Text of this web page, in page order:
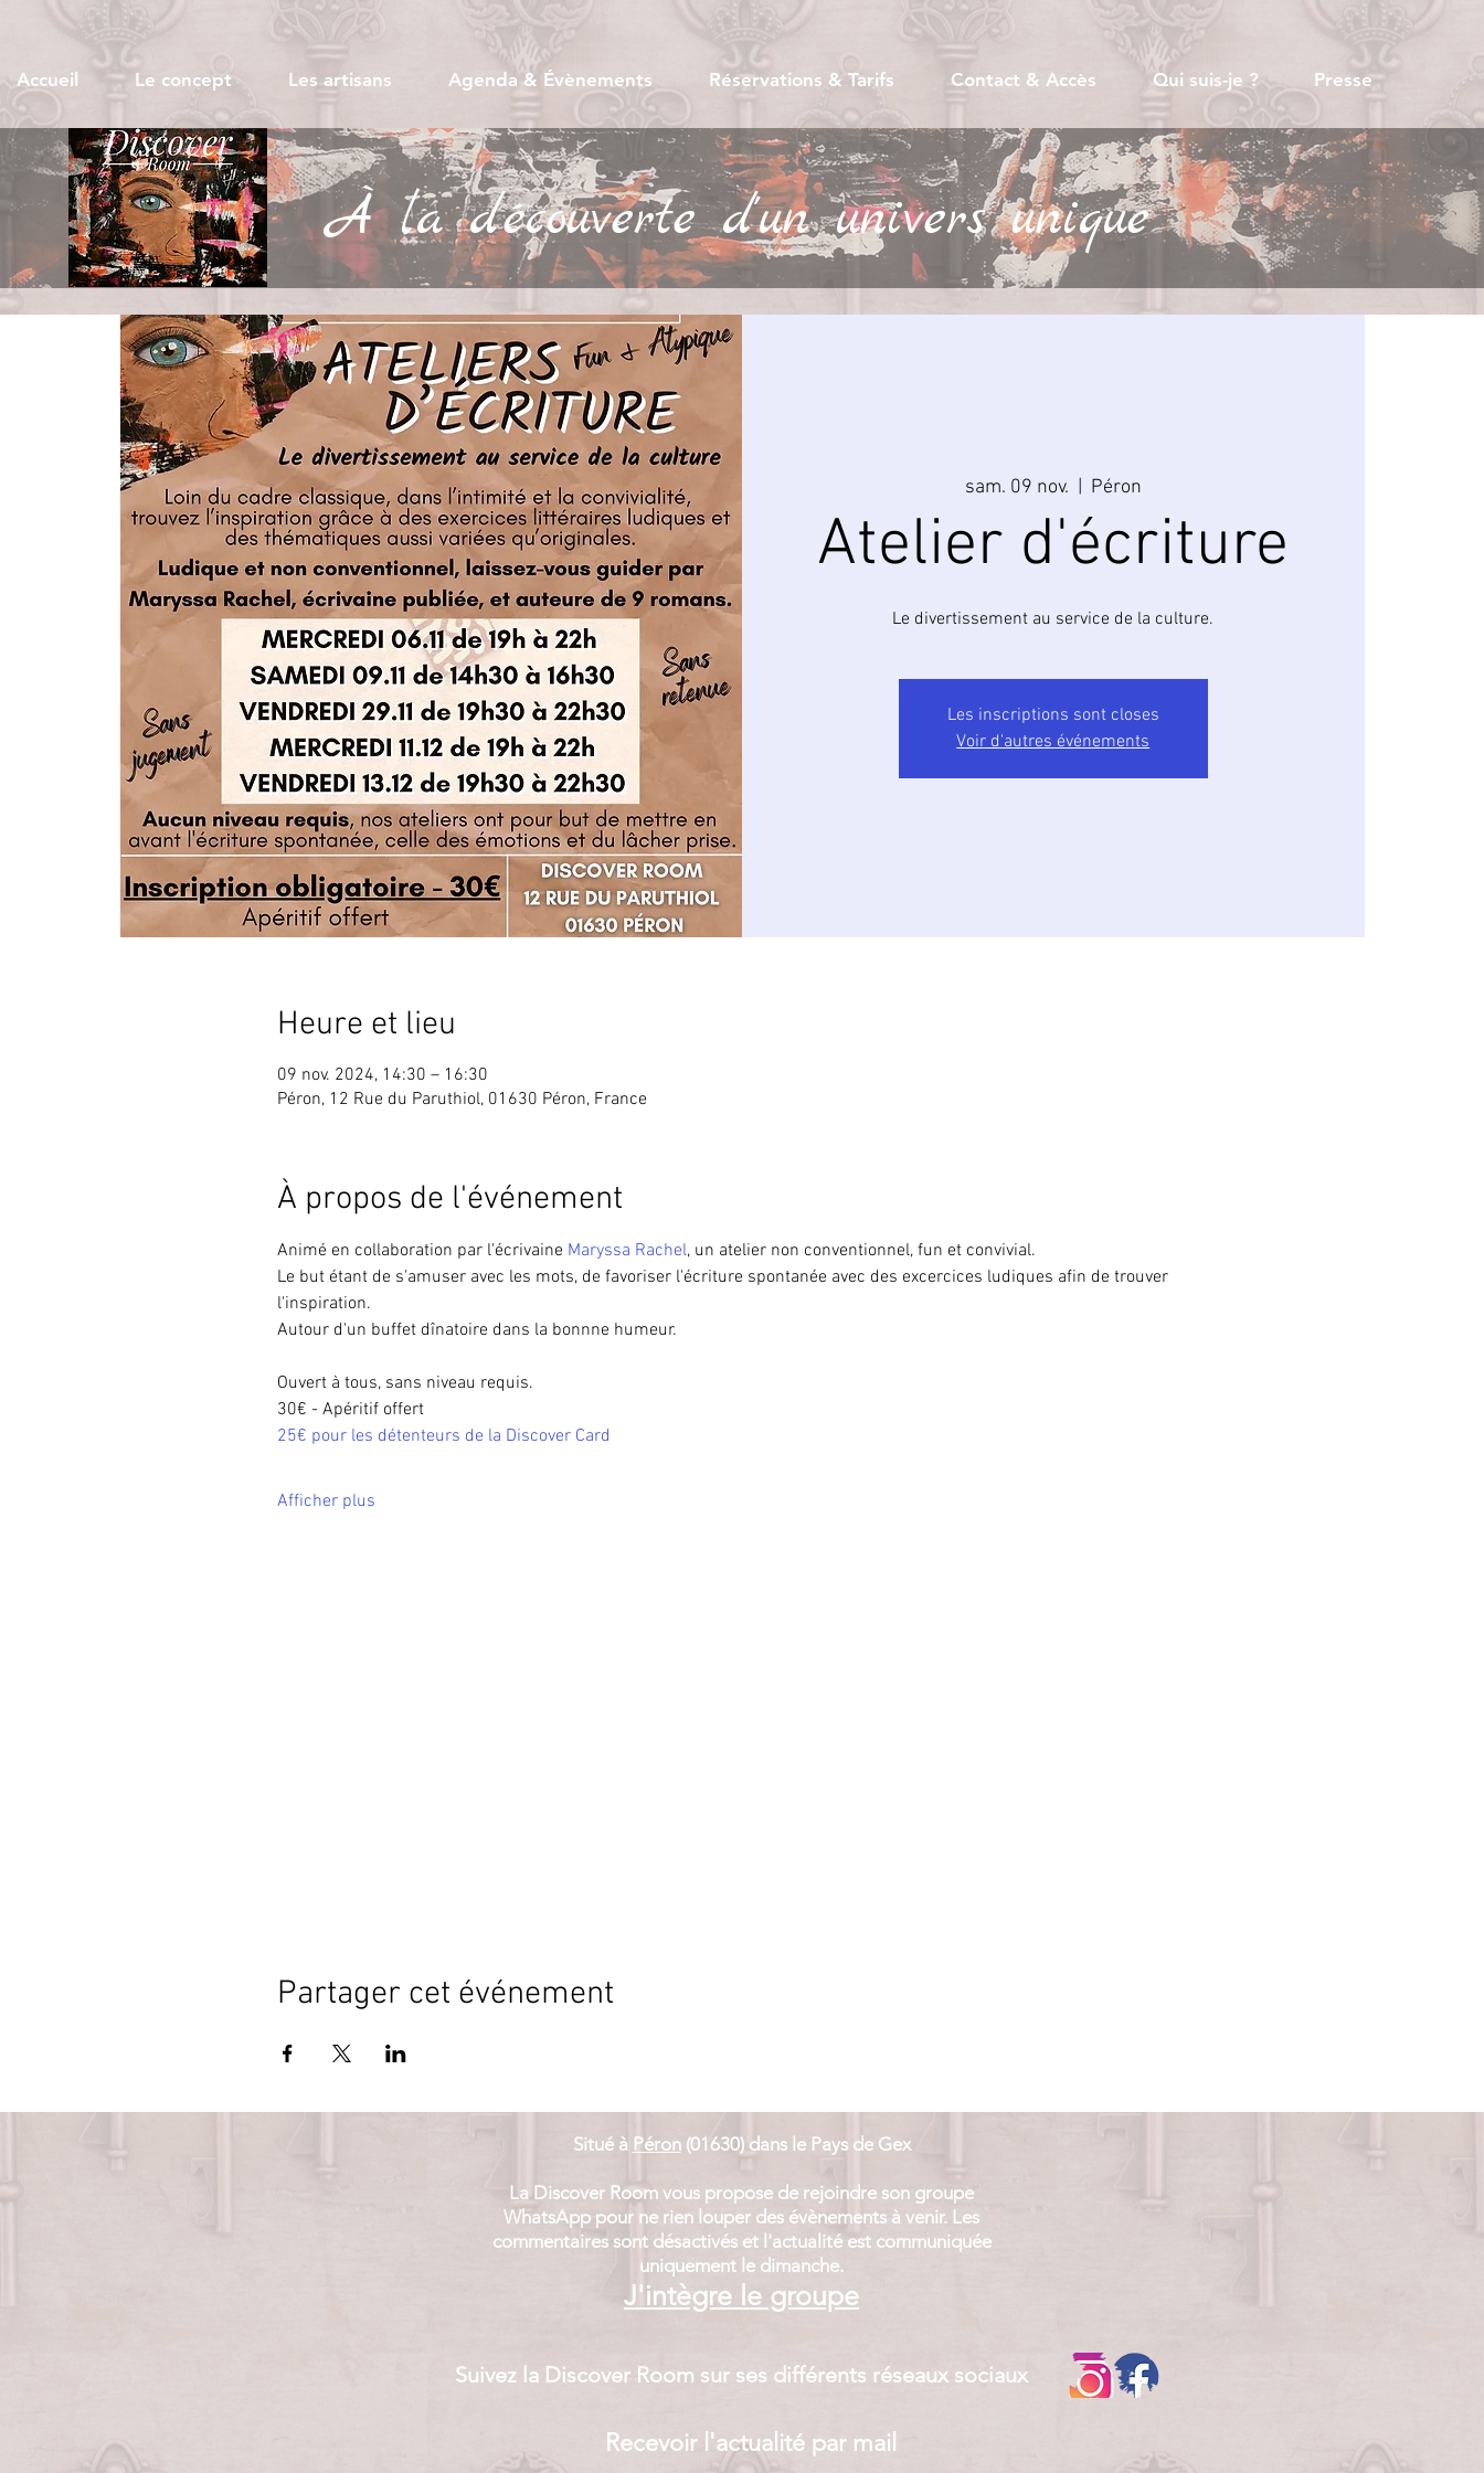
Accueil Le concept Les artisans Agenda & Évènements Réservations & Tarifs Contact & Accès Qui suis-je ? Presse
À la découverte d'un univers unique
sam. 09 nov. Péron
Atelier d'écriture
Le divertissement au service de la culture.
Les inscriptions sont closes
Voir d'autres événements
Heure et lieu
09 nov. 2024, 14:30 – 16:30
Péron, 12 Rue du Paruthiol, 01630 Péron, France
À propos de l'événement
Animé en collaboration par l'écrivaine Maryssa Rachel, un atelier non conventionnel, fun et convivial.
Le but étant de s'amuser avec les mots, de favoriser l'écriture spontanée avec des excercices ludiques afin de trouver
l'inspiration.
Autour d'un buffet dînatoire dans la bonnne humeur.
Ouvert à tous, sans niveau requis.
30€ - Apéritif offert
25€ pour les détenteurs de la Discover Card
Afficher plus
Partager cet événement
Situé à Péron(01630) dans le Pays de Gex​
La Discover Room vous propose de rejoindre son groupe
WhatsApp pour ne rien louper des évènements à venir. Les
commentaires sont désactivés et l'actualité est communiquée
uniquement le dimanche.
J'intègre le groupe
Suivez la Discover Room sur ses différents réseaux sociaux
Recevoir l'actualité par mail